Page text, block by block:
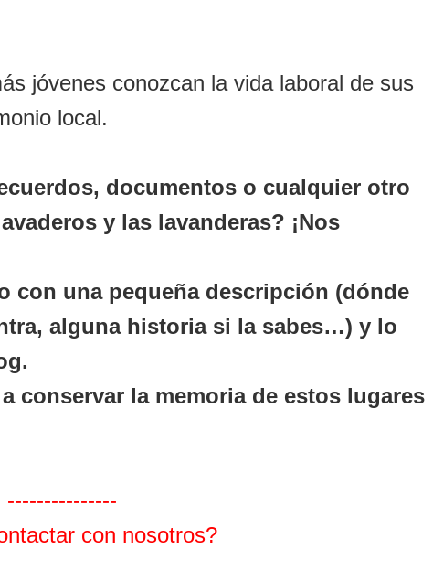
jóvenes conozcan la vida laboral de sus
local.
documentos o cualquier otro
y las lavanderas? ¡Nos
con una pequeña descripción (dónde
alguna historia si la sabes…) y lo
conservar la memoria de estos lugares
---------------
con nosotros?